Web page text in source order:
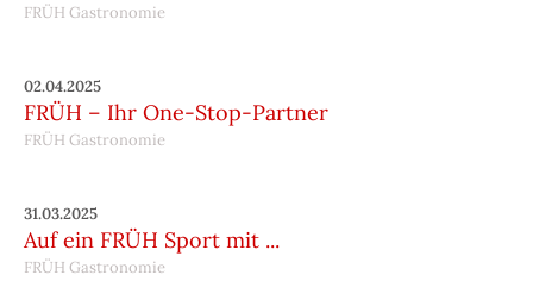
FRÜH Gastronomie
02.04.2025
FRÜH – Ihr One-Stop-Partner
FRÜH Gastronomie
31.03.2025
Auf ein FRÜH Sport mit ...
FRÜH Gastronomie